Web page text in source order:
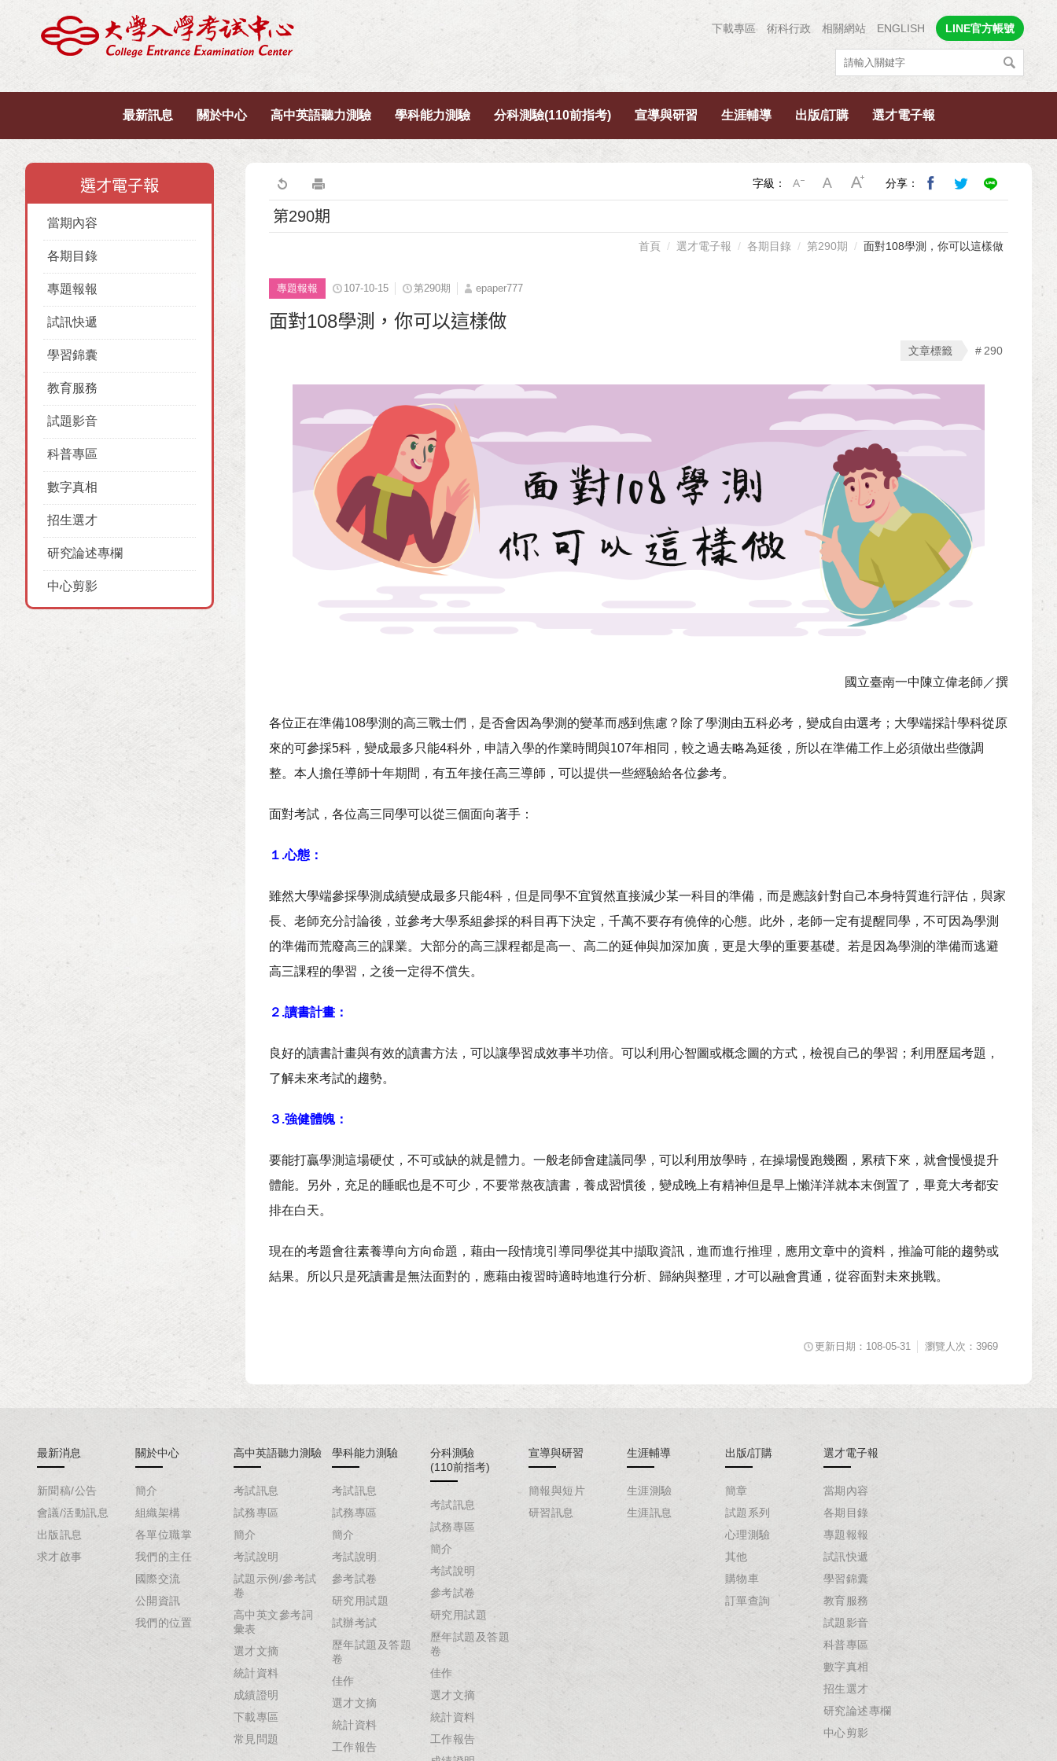
下載專區 術科行政 相關網站 ENGLISH LINE官方帳號
最新訊息 關於中心 高中英語聽力測驗 學科能力測驗 分科測驗(110前指考) 宣導與研習 生涯輔導 出版/訂購 選才電子報
選才電子報
當期內容
各期目錄
專題報報
試訊快遞
學習錦囊
教育服務
試題影音
科普專區
數字真相
招生選才
研究論述專欄
中心剪影
字級： 分享：
第290期
首頁 選才電子報 各期目錄 第290期 面對108學測，你可以這樣做
專題報報 107-10-15 第290期 epaper777
面對108學測，你可以這樣做
文章標籤 290
國立臺南一中陳立偉老師／撰
各位正在準備108學測的高三戰士們，是否會因為學測的變革而感到焦慮？除了學測由五科必考，變成自由選考；大學端採計學科從原
來的可參採5科，變成最多只能4科外，申請入學的作業時間與107年相同，較之過去略為延後，所以在準備工作上必須做出些微調
整。本人擔任導師十年期間，有五年接任高三導師，可以提供一些經驗給各位參考。
面對考試，各位高三同學可以從三個面向著手：
１.心態：
雖然大學端參採學測成績變成最多只能4科，但是同學不宜貿然直接減少某一科目的準備，而是應該針對自己本身特質進行評估，與家
長、老師充分討論後，並參考大學系組參採的科目再下決定，千萬不要存有僥倖的心態。此外，老師一定有提醒同學，不可因為學測
的準備而荒廢高三的課業。大部分的高三課程都是高一、高二的延伸與加深加廣，更是大學的重要基礎。若是因為學測的準備而逃避
高三課程的學習，之後一定得不償失。
２.讀書計畫：
良好的讀書計畫與有效的讀書方法，可以讓學習成效事半功倍。可以利用心智圖或概念圖的方式，檢視自己的學習；利用歷屆考題，
了解未來考試的趨勢。
３.強健體魄：
要能打贏學測這場硬仗，不可或缺的就是體力。一般老師會建議同學，可以利用放學時，在操場慢跑幾圈，累積下來，就會慢慢提升
體能。另外，充足的睡眠也是不可少，不要常熬夜讀書，養成習慣後，變成晚上有精神但是早上懶洋洋就本末倒置了，畢竟大考都安
排在白天。
現在的考題會往素養導向方向命題，藉由一段情境引導同學從其中擷取資訊，進而進行推理，應用文章中的資料，推論可能的趨勢或
結果。所以只是死讀書是無法面對的，應藉由複習時適時地進行分析、歸納與整理，才可以融會貫通，從容面對未來挑戰。
更新日期：108-05-31 瀏覽人次：3969
最新消息
新聞稿/公告
會議/活動訊息
出版訊息
求才啟事
關於中心
簡介
組織架構
各單位職掌
我們的主任
國際交流
公開資訊
我們的位置
高中英語聽力測驗
考試訊息
試務專區
簡介
考試說明
試題示例/參考試
卷
高中英文參考詞
彙表
選才文摘
統計資料
成績證明
下載專區
常見問題
學科能力測驗
考試訊息
試務專區
簡介
考試說明
參考試卷
研究用試題
試辦考試
歷年試題及答題
卷
佳作
選才文摘
統計資料
工作報告
分科測驗
(110前指考)
考試訊息
試務專區
簡介
考試說明
參考試卷
研究用試題
歷年試題及答題
卷
佳作
選才文摘
統計資料
工作報告
宣導與研習
簡報與短片
研習訊息
生涯輔導
生涯測驗
生涯訊息
出版/訂購
簡章
試題系列
心理測驗
其他
購物車
訂單查詢
選才電子報
當期內容
各期目錄
專題報報
試訊快遞
學習錦囊
教育服務
試題影音
科普專區
數字真相
招生選才
研究論述專欄
中心剪影